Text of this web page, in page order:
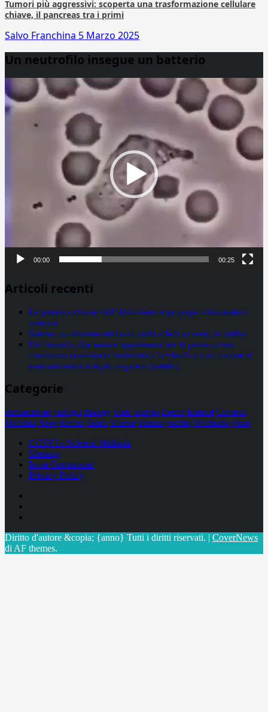
Tumori più aggressivi: scoperta una trasformazione cellulare
chiave, il pancreas tra i primi
Salvo Franchina 5 Marzo 2025
Un neutrofilo insegue un batterio
Player
00:00 00:25
Articoli recenti
La proteina chiave dell’Alzheimer si propaga utilizzando i
neuroni
Statine: inutilmente attribuiti molti effetti avversi, lo studio
Un farmaco, due nuove opportunità per le pazienti con
carcinoma mammario metastatico hr+/her2- e con tumore al
seno metastatico triplo negativo (mtnbc)
Categorie
alimentazione biologia Biology Com. Stampa Epatiti featured Genetica
Medicina News Ricerca Salute Science Scienza vaccini Veterinaria video
CCSVI e Sclerosi Multipla
Sitemap
Invia Comunicati
Privacy Policy
Diritto d'autore &copia; {anno} Tutti i diritti riservati. | CoverNews
di AF themes.